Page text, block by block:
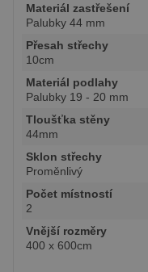
Materiál zastřešení
Palubky 44 mm
Přesah střechy
10cm
Materiál podlahy
Palubky 19 - 20 mm
Tloušťka stěny
44mm
Sklon střechy
Proměnlivý
Počet místností
2
Vnější rozměry
400 x 600cm